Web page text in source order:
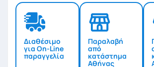
Διαθέσιμο
για On-Line
παραγγελία
Παραλαβή
από
κατάστημα
Αθήνας